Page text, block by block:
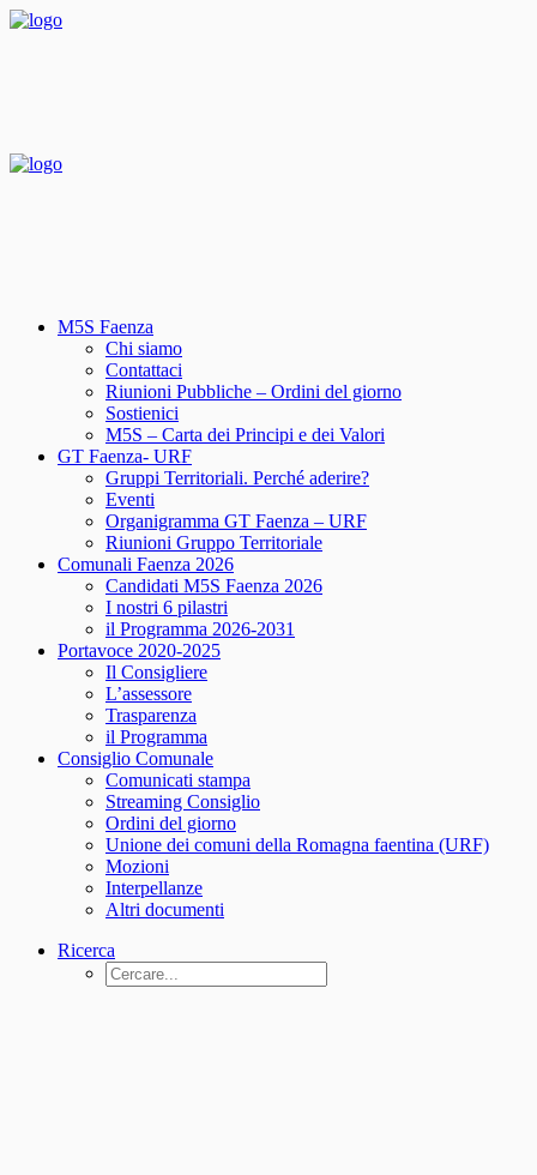
M5S Faenza
Chi siamo
Contattaci
Riunioni Pubbliche – Ordini del giorno
Sostienici
M5S – Carta dei Principi e dei Valori
GT Faenza- URF
Gruppi Territoriali. Perché aderire?
Eventi
Organigramma GT Faenza – URF
Riunioni Gruppo Territoriale
Comunali Faenza 2026
Candidati M5S Faenza 2026
I nostri 6 pilastri
il Programma 2026-2031
Portavoce 2020-2025
Il Consigliere
L’assessore
Trasparenza
il Programma
Consiglio Comunale
Comunicati stampa
Streaming Consiglio
Ordini del giorno
Unione dei comuni della Romagna faentina (URF)
Mozioni
Interpellanze
Altri documenti
Ricerca